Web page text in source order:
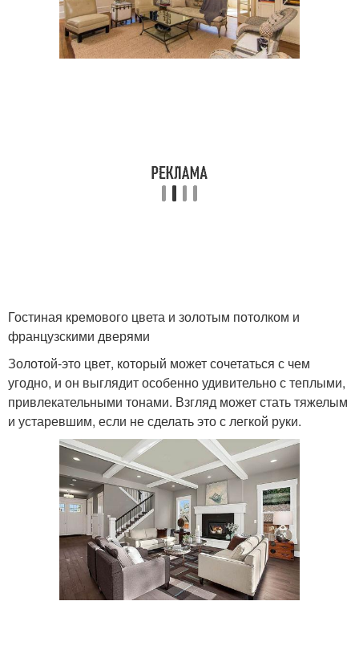
Гостиная кремового цвета и золотым потолком и
французскими дверями
Золотой-это цвет, который может сочетаться с чем
угодно, и он выглядит особенно удивительно с теплыми,
привлекательными тонами. Взгляд может стать тяжелым
и устаревшим, если не сделать это с легкой руки.